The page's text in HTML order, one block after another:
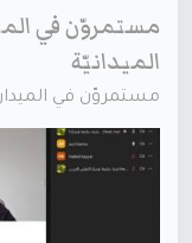
مستمروّن في
الميدانيّة
مستمروّن في